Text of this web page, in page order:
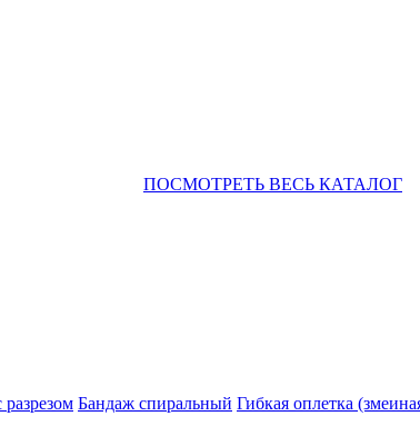
ПОСМОТРЕТЬ ВЕСЬ КАТАЛОГ
Бандаж спиральный Гибкая оплетка